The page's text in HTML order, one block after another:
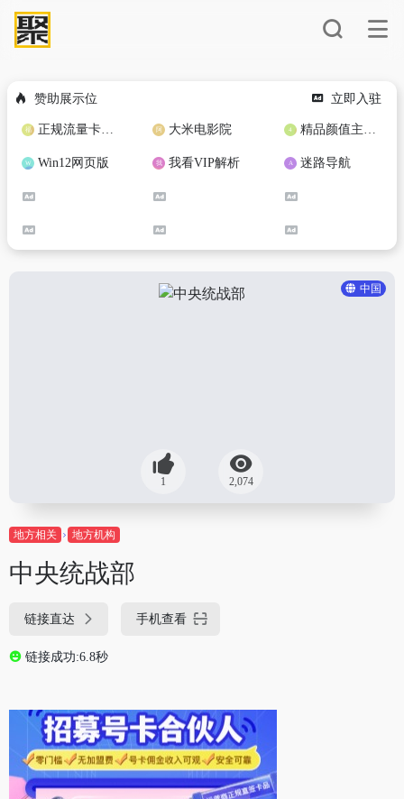
赞助展示位 立即入驻
正规流量卡免费加盟合作 大米电影院 精品颜值主播定制
Win12网页版 我看VIP解析 迷路导航
中国
1 2,074
地方相关 地方机构
中央统战部
链接直达 手机查看
链接成功:6.8秒